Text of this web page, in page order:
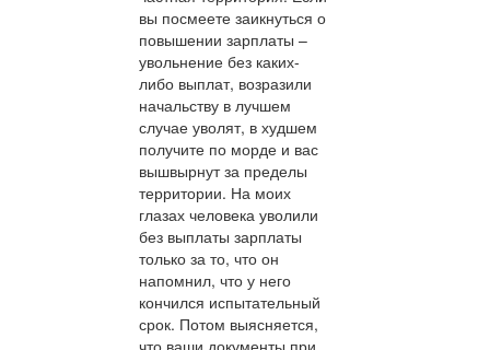
вы посмеете заикнуться о
повышении зарплаты –
увольнение без каких-
либо выплат, возразили
начальству в лучшем
случае уволят, в худшем
получите по морде и вас
вышвырнут за пределы
территории. На моих
глазах человека уволили
без выплаты зарплаты
только за то, что он
напомнил, что у него
кончился испытательный
срок. Потом выясняется,
что ваши документы при